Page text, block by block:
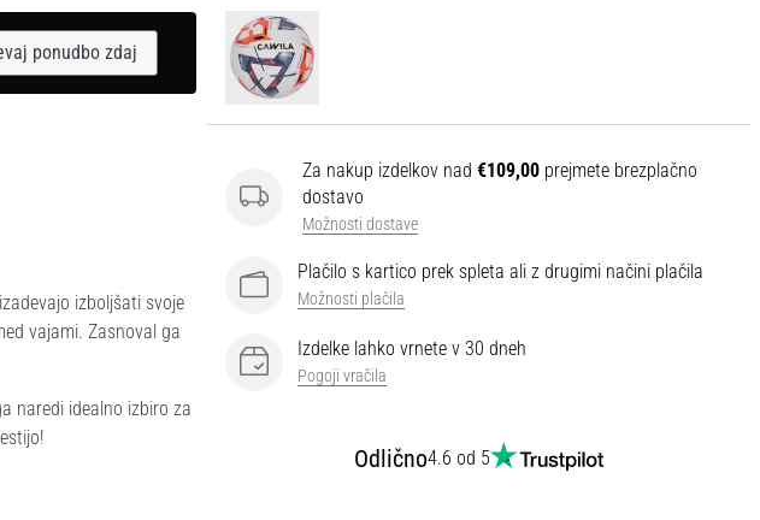
Za nakup izdelkov nad €109,00 prejmete brezplačno
dostavo
Možnosti dostave
Plačilo s kartico prek spleta ali z drugimi načini plačila
Možnosti plačila
Izdelke lahko vrnete v 30 dneh
Pogoji vračila
Odlično4.6 od 5
ponudbo zdaj
izboljšati svoje
vajami. Zasnoval ga
naredi idealno izbiro za